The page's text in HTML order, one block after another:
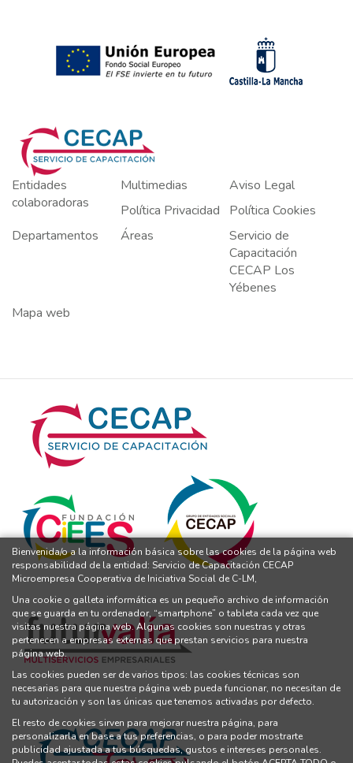
Entidades
colaboradoras
Multimedias
Aviso Legal
Política Privacidad
Política Cookies
Departamentos
Áreas
Servicio de
Capacitación
CECAP Los
Yébenes
Mapa web
Bienvenida/o a la información básica sobre las cookies de la página web
responsabilidad de la entidad: Servicio de Capacitación CECAP
Microempresa Cooperativa de Iniciativa Social de C-LM,
Una cookie o galleta informática es un pequeño archivo de información
que se guarda en tu ordenador, “smartphone” o tableta cada vez que
visitas nuestra página web. Algunas cookies son nuestras y otras
pertenecen a empresas externas que prestan servicios para nuestra
página web.
Las cookies pueden ser de varios tipos: las cookies técnicas son
necesarias para que nuestra página web pueda funcionar, no necesitan de
tu autorización y son las únicas que tenemos activadas por defecto.
El resto de cookies sirven para mejorar nuestra página, para
personalizarla en base a tus preferencias, o para poder mostrarte
publicidad ajustada a tus búsquedas, gustos e intereses personales.